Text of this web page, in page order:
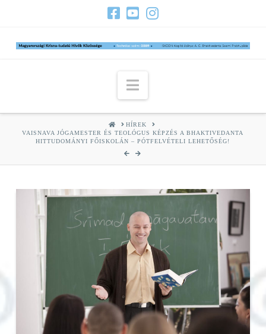
Navigation
HOMEHÍREK
VAISNAVA JÓGAMESTER ÉS TEOLÓGUS KÉPZÉS A BHAKTIVEDANTA
HITTUDOMÁNYI FŐISKOLÁN – PÓTFELVÉTELI LEHETŐSÉG!